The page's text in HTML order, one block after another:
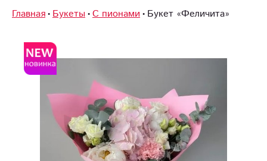
Главная Букеты С пионами Букет «Феличита»